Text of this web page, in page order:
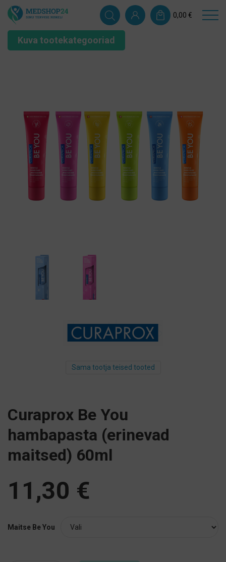
0,00 €
Kuva tootekategooriad
Sama tootja teised tooted
Curaprox Be You
hambapasta (erinevad
maitsed) 60ml
11,30 €
Maitse Be You